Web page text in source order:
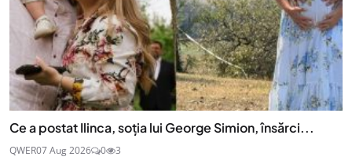
Ce a postat Ilinca, soția lui George Simion, însărci...
QWER07 Aug 2026 0 3